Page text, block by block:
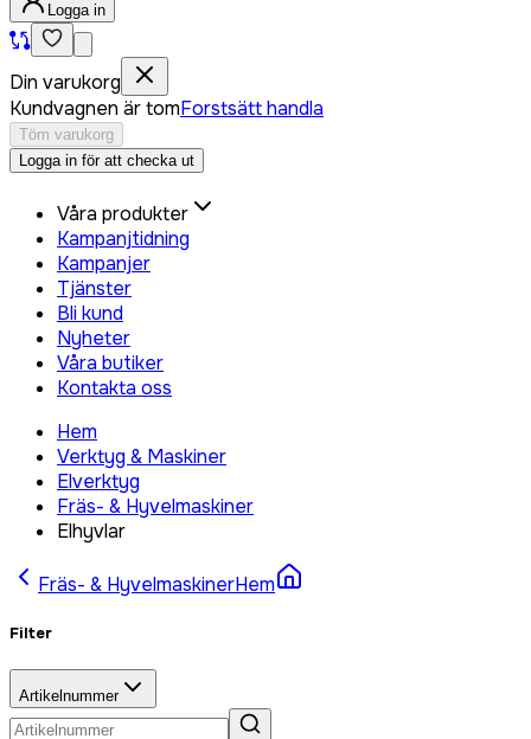
Logga in
Din varukorg
Kundvagnen är tomForstsätt handla
Töm varukorg
Logga in för att checka ut
Våra produkter
Kampanjtidning
Kampanjer
Tjänster
Bli kund
Nyheter
Våra butiker
Kontakta oss
Hem
Verktyg & Maskiner
Elverktyg
Fräs- & Hyvelmaskiner
Elhyvlar
Fräs- & HyvelmaskinerHem
Filter
Artikelnummer